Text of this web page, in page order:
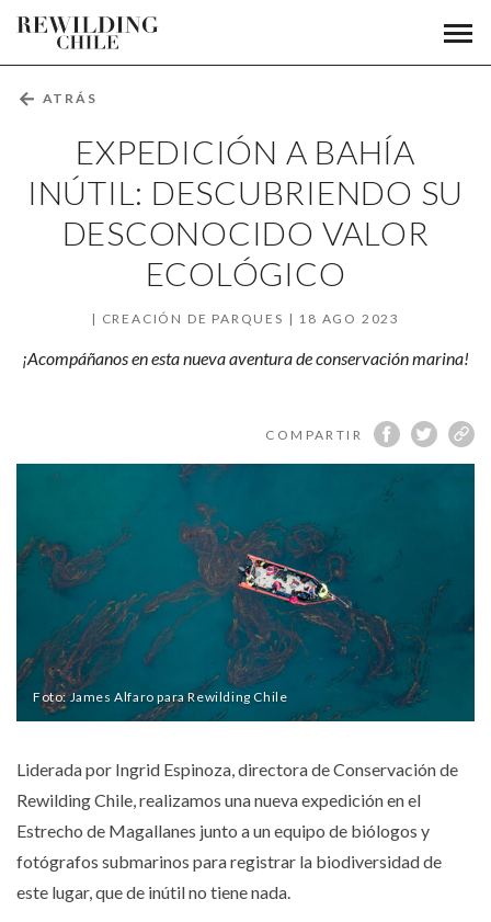
Expedición
a
Bahía
Inútil:
descubriendo
desconocido
valor
ecológico
Fundación
Rewilding
Chile
← ATRÁS
EXPEDICIÓN A BAHÍA
INÚTIL: DESCUBRIENDO SU
DESCONOCIDO VALOR
ECOLÓGICO
CREACIÓN DE PARQUES 18 AGO 2023
¡Acompáñanos en esta nueva aventura de conservación marina!
COMPARTIR
Foto: James Alfaro para Rewilding Chile
Liderada por Ingrid Espinoza, directora de Conservación de
Rewilding Chile, realizamos una nueva expedición en el
Estrecho de Magallanes junto a un equipo de biólogos y
fotógrafos submarinos para registrar la biodiversidad de
este lugar, que de inútil no tiene nada.